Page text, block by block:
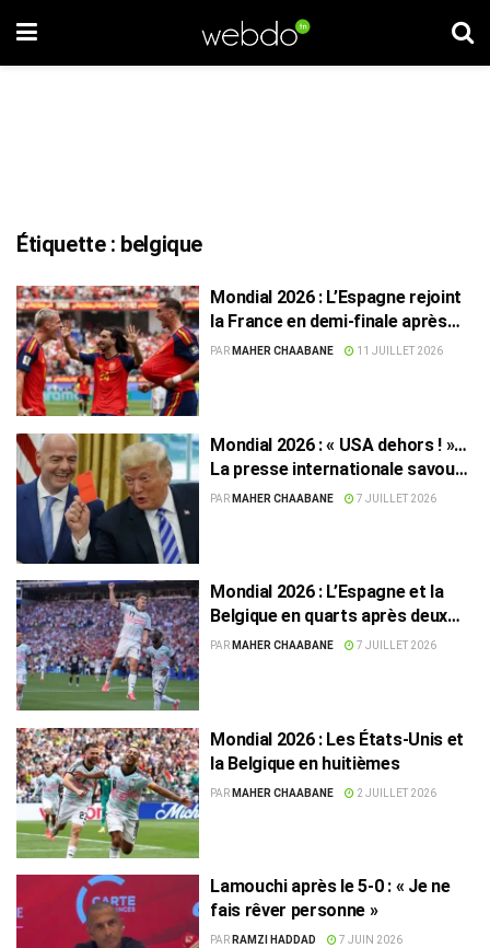
Étiquette : belgique
Mondial 2026 : L’Espagne rejoint
la France en demi-finale après
avoir écarté la Belgique
PAR MAHER CHAABANE 11 JUILLET 2026
Mondial 2026 : « USA dehors ! »…
La presse internationale savoure
la chute américaine après
PAR MAHER CHAABANE 7 JUILLET 2026
Mondial 2026 : L’Espagne et la
Belgique en quarts après deux
victoires aux scénarios
PAR MAHER CHAABANE 7 JUILLET 2026
Mondial 2026 : Les États-Unis et
la Belgique en huitièmes
PAR MAHER CHAABANE 2 JUILLET 2026
Lamouchi après le 5-0 : « Je ne
fais rêver personne »
PAR RAMZI HADDAD 7 JUIN 2026